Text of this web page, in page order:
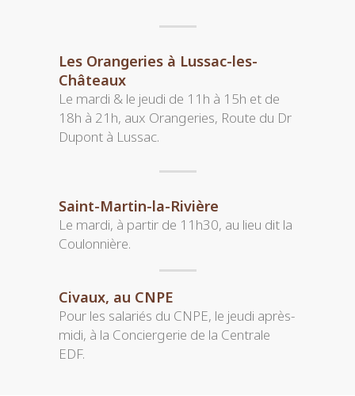
Les Orangeries à Lussac-les-
Châteaux
Le mardi & le jeudi de 11h à 15h et de
18h à 21h, aux Orangeries, Route du Dr
Dupont à Lussac.
Saint-Martin-la-Rivière
Le mardi, à partir de 11h30, au lieu dit la
Coulonnière.
Civaux, au CNPE
Pour les salariés du CNPE, le jeudi après-
midi, à la Conciergerie de la Centrale
EDF.